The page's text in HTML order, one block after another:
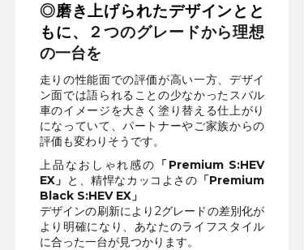
◎磨き上げられたデザインとと
もに、
２つのグレードから理想
の一台を
走りの性能面での評価が高い一方、デザイ
ン面では語られることの少なかったスバル
車のイメージを大きく塗り替える仕上がり
になっていて、パートナーやご家族からの
評価も変わりそうです。
上品なおしゃれ感の 「Premium S:HEV
EX」 と、精悍なカッコよさの 「Premium
Black S:HEV EX」
デザインの刷新により2グレードの差別化が
より明確になり、あなたのライフスタイル
に合った一台が見つかります。